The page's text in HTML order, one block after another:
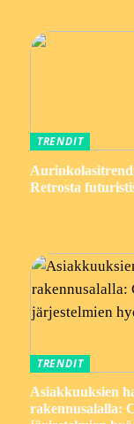
TRENDIT
Retrosta
TRENDIT
Asiakkuuksien
rakennusalalla: